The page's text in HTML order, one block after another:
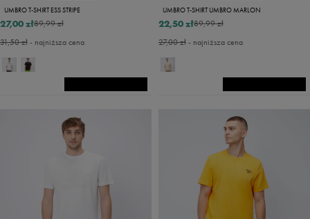
UMBRO T-SHIRT ESS STRIPE
89,99 zł
27,00 zł
31,50 zł- najniższa cena
UMBRO T-SHIRT UMBRO MARLON
89,99 zł
22,50 zł
27,00 zł- najniższa cena